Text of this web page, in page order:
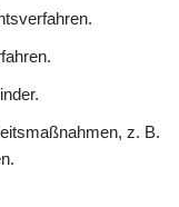
z. B.